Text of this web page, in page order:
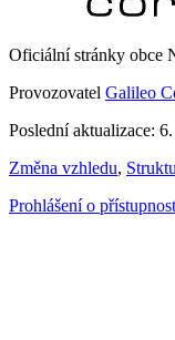
Oficiální stránky obce
Provozovatel Galileo
Poslední aktualizace:
Změna vzhledu,
Prohlášení o